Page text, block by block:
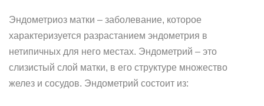
Эндометриоз матки – заболевание, которое
характеризуется разрастанием эндометрия в
нетипичных для него местах. Эндометрий – это
слизистый слой матки, в его структуре множество
желез и сосудов. Эндометрий состоит из: